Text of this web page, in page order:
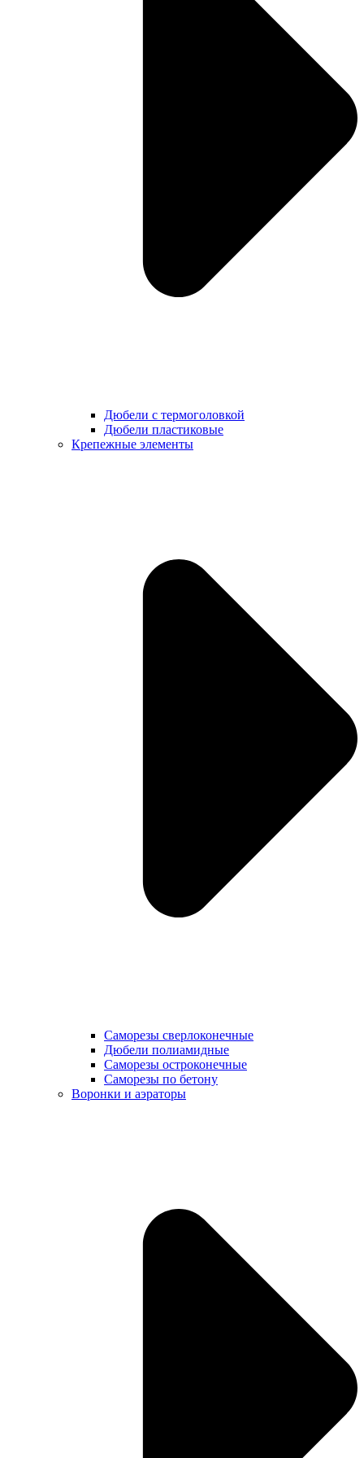
Дюбели с термоголовкой
Дюбели пластиковые
Крепежные элементы
Саморезы сверлоконечные
Дюбели полиамидные
Саморезы остроконечные
Саморезы по бетону
Воронки и аэраторы